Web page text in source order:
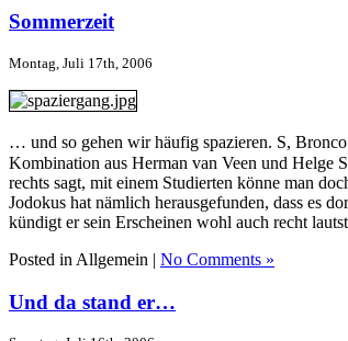
Sommerzeit
Montag, Juli 17th, 2006
… und so gehen wir häufig spazieren. S,
Kombination aus Herman van Veen und Helge
rechts sagt, mit einem Studierten könne man
Jodokus hat nämlich herausgefunden, dass es
kündigt er sein Erscheinen wohl auch recht
Posted in Allgemein | No Comments »
Und da stand er…